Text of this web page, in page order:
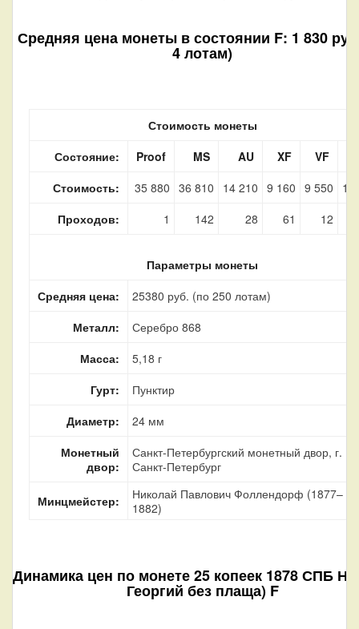
Средняя цена монеты в состоянии F: 1 830
4 лотам)
Стоимость монеты
Состояние:
Proof MS AU XF
VF
Стоимость:
35 880 36 810 14 210 9 160 9 550
1
Проходов:
1 142 28 61 12
Параметры монеты
Средняя цена:
25380 руб. (по 250 лотам)
Металл:
Серебро 868
Масса:
5,18 г
Гурт:
Пунктир
Диаметр:
24 мм
Монетный
двор:
Санкт-Петербургский монетный двор, г.
Санкт-Петербург
Минцмейстер:
Николай Павлович Фоллендорф (1877–
1882)
Динамика цен по монете25 копеек 1878 СПБ
Георгий без плаща) F